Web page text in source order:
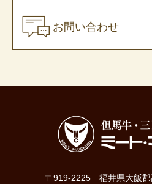
お問い合わせ
〒919-2225 福井県大飯郡